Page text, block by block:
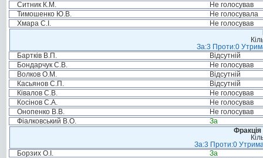
Ситник К.М.
Не голосував
Тимошенко Ю.В.
Не голосувала
Хмара С.І.
Не голосував
За:3 Проти:0
Бартків В.П.
Відсутній
Бондарчук С.В.
Не голосував
Волков О.М.
Відсутній
Касьянов С.П.
Відсутній
Ківалов С.В.
Не голосував
Косінов С.А.
Не голосував
Онопенко В.В.
Не голосував
Фіалковський В.О.
За
Фракція
За:3 Проти:0
Борзих О.І.
За